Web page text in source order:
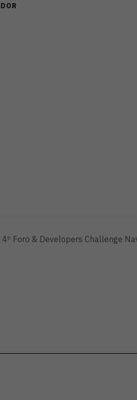
4º Foro & Developers Challenge